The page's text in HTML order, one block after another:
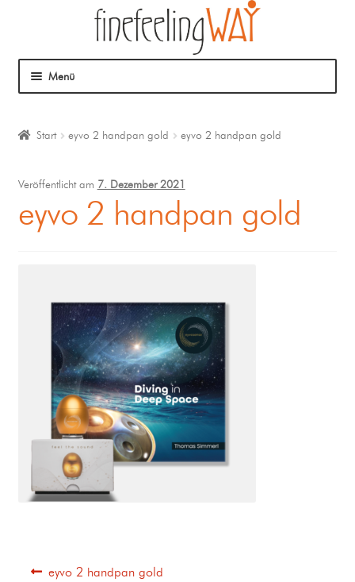
Menü
Start eyvo 2 handpan gold eyvo 2 handpan gold
Veröffentlicht am 7. Dezember 2021
eyvo 2 handpan gold
eyvo 2 handpan gold